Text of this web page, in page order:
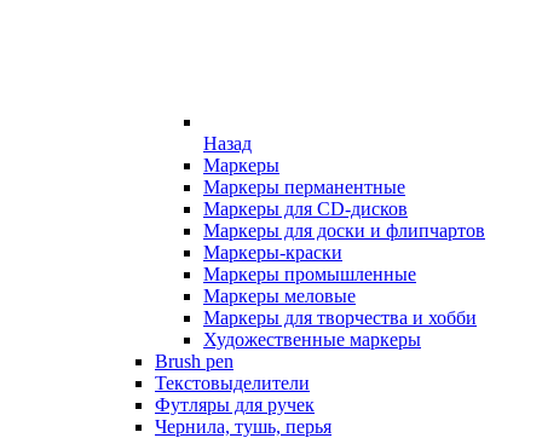
Назад
Маркеры
Маркеры перманентные
Маркеры для CD-дисков
Маркеры для доски и флипчартов
Маркеры-краски
Маркеры промышленные
Маркеры меловые
Маркеры для творчества и хобби
Художественные маркеры
Brush pen
Текстовыделители
Футляры для ручек
Чернила, тушь, перья